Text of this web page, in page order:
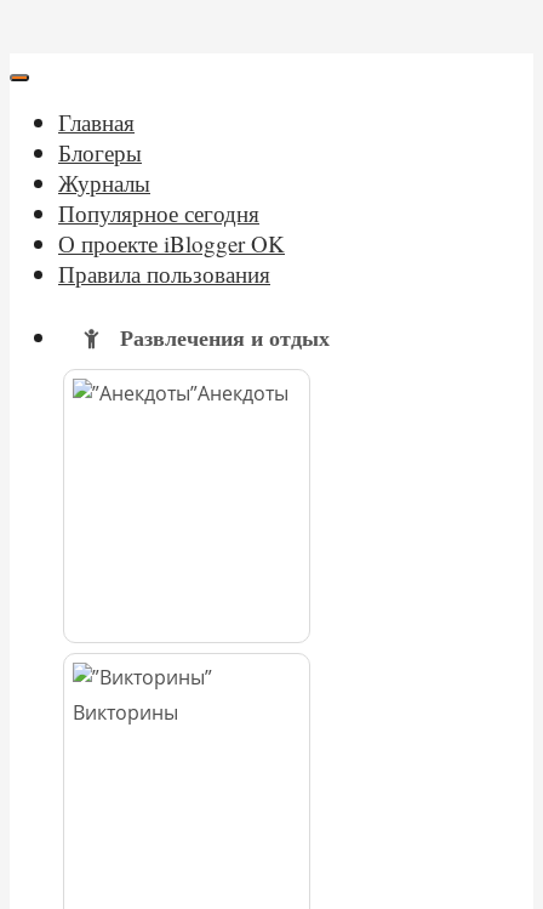
Главная
Блогеры
Журналы
Популярное сегодня
О проекте iBlogger OK
Правила пользования
Развлечения и отдых
Анекдоты
Викторины